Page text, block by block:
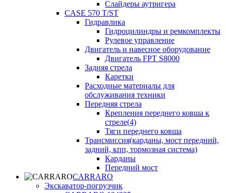
Слайдеры аутригера
CASE 570 T/ST
Гидравлика
Гидроцилиндры и ремкомплекты
Рулевое управление
Двигатель и навесное оборудование
Двигатель FPT S8000
Задняя стрела
Каретки
Расходные материалы для
обслуживания техники
Передняя стрела
Крепления переднего ковша к
стреле(4)
Тяги переднего ковша
Трансмиссия(карданы, мост передний,
задний, кпп, тормозная система)
Карданы
Передний мост
CARRARO
Экскаватор-погрузчик